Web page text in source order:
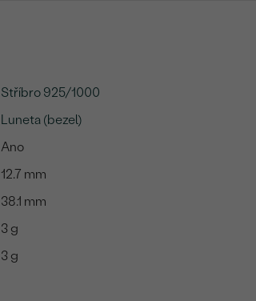
Stříbro 925/1000
Luneta (bezel)
Ano
12.7 mm
38.1 mm
3 g
3 g